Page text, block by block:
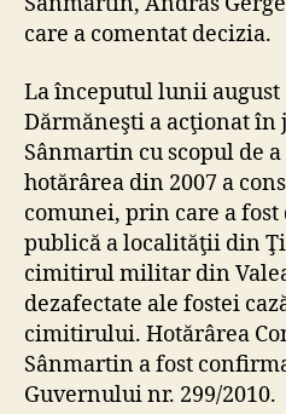
care a comentat decizia.
La începutul lunii august
Dărmăneşti a acţionat în
Sânmartin cu scopul de
hotărârea din 2007 a
comunei, prin care a
publică a localităţii din
cimitirul militar din
dezafectate ale fostei
cimitirului. Hotărârea
Sânmartin a fost
Guvernului nr. 299/2010.